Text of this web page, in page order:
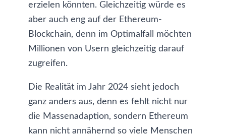
erzielen könnten. Gleichzeitig würde es
aber auch eng auf der Ethereum-
Blockchain, denn im Optimalfall möchten
Millionen von Usern gleichzeitig darauf
zugreifen.
Die Realität im Jahr 2024 sieht jedoch
ganz anders aus, denn es fehlt nicht nur
die Massenadaption, sondern Ethereum
kann nicht annähernd so viele Menschen